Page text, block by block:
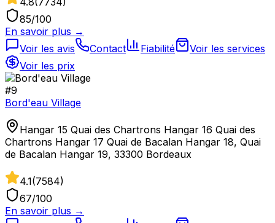
85/100
En savoir plus →
Voir les avis
Contact Fiabilité
Voir les services
Voir les prix
#9
Bord'eau Village
Hangar 15 Quai des Chartrons Hangar 16 Quai des
Chartrons Hangar 17 Quai de Bacalan Hangar 18, Quai
de Bacalan Hangar 19, 33300 Bordeaux
4.1(7584)
67/100
En savoir plus →